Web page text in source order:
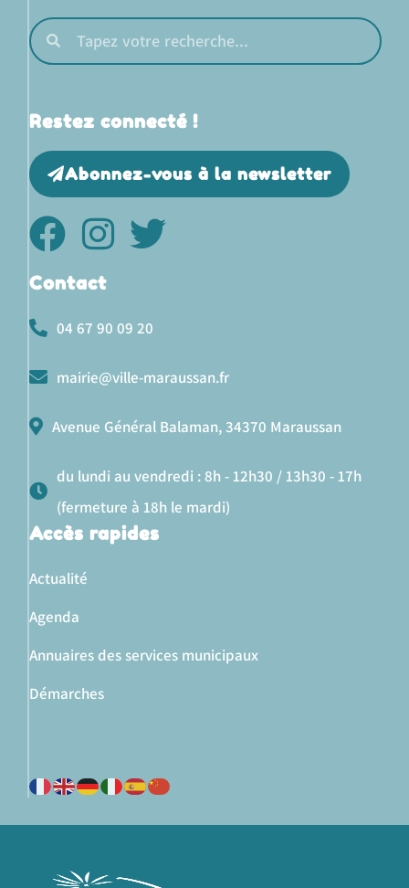
Restez connecté !
Abonnez-vous à la newsletter
Contact
04 67 90 09 20
mairie@ville-maraussan.fr
Avenue Général Balaman, 34370 Maraussan
du lundi au vendredi : 8h - 12h30 / 13h30 - 17h
(fermeture à 18h le mardi)
Accès rapides
Actualité
Agenda
Annuaires des services municipaux
Démarches